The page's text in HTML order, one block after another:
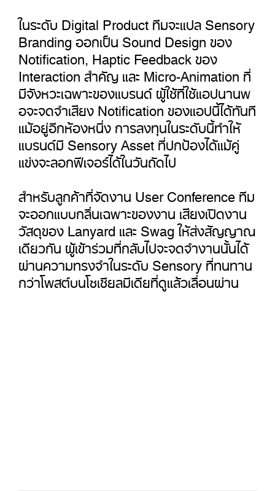
ในระดับ Digital Product ทีมจะแปล Sensory
Branding ออกเป็น Sound Design ของ
Notification, Haptic Feedback ของ
Interaction สำคัญ และ Micro-Animation ที่
มีจังหวะเฉพาะของแบรนด์ ผู้ใช้ที่ใช้แอปนานพ
อจะจดจำเสียง Notification ของแอปนี้ได้ทันที
แม้อยู่อีกห้องหนึ่ง การลงทุนในระดับนี้ทำให้
แบรนด์มี Sensory Asset ที่ปกป้องได้แม้คู่
แข่งจะลอกฟีเจอร์ได้ในวันถัดไป
สำหรับลูกค้าที่จัดงาน User Conference ทีม
จะออกแบบกลิ่นเฉพาะของงาน เสียงเปิดงาน
วัสดุของ Lanyard และ Swag ให้ส่งสัญญาณ
เดียวกัน ผู้เข้าร่วมที่กลับไปจะจดจำงานนั้นได้
ผ่านความทรงจำในระดับ Sensory ที่ทนทาน
กว่าโพสต์บนโซเชียลมีเดียที่ดูแล้วเลื่อนผ่าน